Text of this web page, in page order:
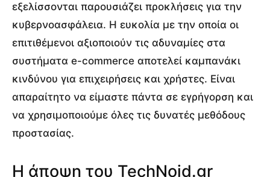
εξελίσσονται παρουσιάζει προκλήσεις για την
κυβερνοασφάλεια. Η ευκολία με την οποία οι
επιτιθέμενοι αξιοποιούν τις αδυναμίες στα
συστήματα e-commerce αποτελεί καμπανάκι
κινδύνου για επιχειρήσεις και χρήστες. Είναι
απαραίτητο να είμαστε πάντα σε εγρήγορση και
να χρησιμοποιούμε όλες τις δυνατές μεθόδους
προστασίας.
Η άποψη του TechNoid.gr